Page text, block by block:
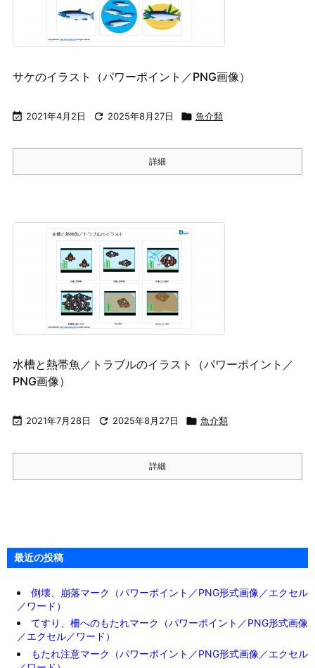
サケのイラスト（パワーポイント／PNG画像）
 2021年4月2日  2025年8月27日  魚介類
詳細
水槽と熱帯魚／トラブルのイラスト（パワーポイント／
PNG画像）
 2021年7月28日  2025年8月27日  魚介類
詳細
最近の投稿
倒壊、崩落マーク（パワーポイント／PNG形式画像／エクセル
／ワード）
てすり、柵へのもたれマーク（パワーポイント／PNG形式画像
／エクセル／ワード）
もたれ注意マーク（パワーポイント／PNG形式画像／エクセル